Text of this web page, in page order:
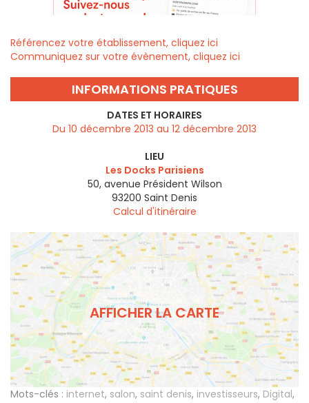
Référencez votre établissement, cliquez ici
Communiquez sur votre évènement, cliquez ici
INFORMATIONS PRATIQUES
DATES ET HORAIRES
Du 10 décembre 2013 au 12 décembre 2013
LIEU
Les Docks Parisiens
50, avenue Président Wilson
93200 Saint Denis
Calcul d'itinéraire
AFFICHER LA CARTE
Mots-clés : internet, salon, saint denis, investisseurs, Digital,